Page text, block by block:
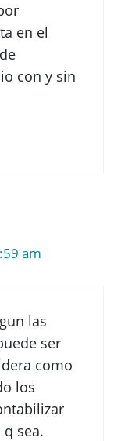
en el
con y sin
am
las
ser
como
los
sea.